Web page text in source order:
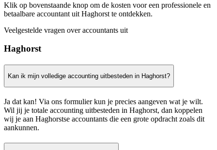
Klik op bovenstaande knop om de kosten voor een professionele en
betaalbare accountant uit Haghorst te ontdekken.
Veelgestelde vragen over accountants uit
Haghorst
Kan ik mijn volledige accounting uitbesteden in Haghorst?
Ja dat kan! Via ons formulier kun je precies aangeven wat je wilt.
Wil jij je totale accounting uitbesteden in Haghorst, dan koppelen
wij je aan Haghorstse accountants die een grote opdracht zoals dit
aankunnen.